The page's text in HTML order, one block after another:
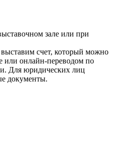
зале или при
счет, который можно
или онлайн-переводом по
Для юридических лиц
документы.